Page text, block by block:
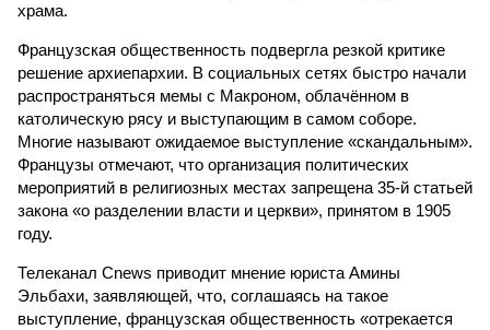
храма.
Французская общественность подвергла резкой критике
решение архиепархии. В социальных сетях быстро начали
распространяться мемы с Макроном, облачённом в
католическую рясу и выступающим в самом соборе.
Многие называют ожидаемое выступление «скандальным».
Французы отмечают, что организация политических
мероприятий в религиозных местах запрещена 35-й статьей
закона «о разделении власти и церкви», принятом в 1905
году.
Телеканал Cnews приводит мнение юриста Амины
Эльбахи, заявляющей, что, соглашаясь на такое
выступление, французская общественность «отрекается